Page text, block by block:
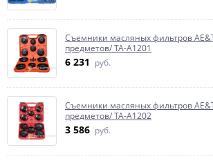
Съемники масляных фильтров
предметов/ TA-A1201
6 231 руб.
Съемники масляных фильтров
предметов/ TA-A1202
3 586 руб.